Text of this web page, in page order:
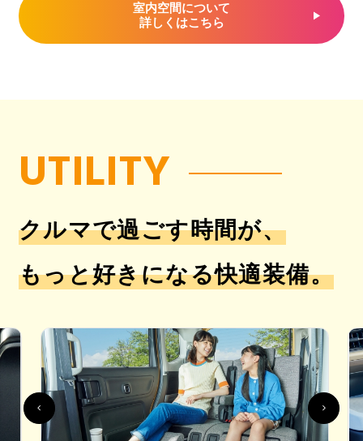
室内空間について
詳しくはこちら
UTILITY
クルマで過ごす時間が、
もっと好きになる快適装備。